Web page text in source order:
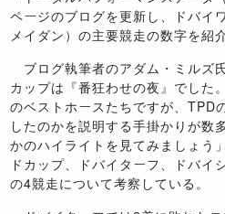
ページのブログを更新し、ドバイ
メイダン）の主要競走の数字を紹
ブログ執筆者のアダム・ミルズ
カップは『番狂わせの夜』でした
のベストホースたちですが、TPD
したのかを説明する手掛かりが数
かのハイライトを見てみましょう
ドカップ、ドバイターフ、ドバイ
の4競走について考察している。